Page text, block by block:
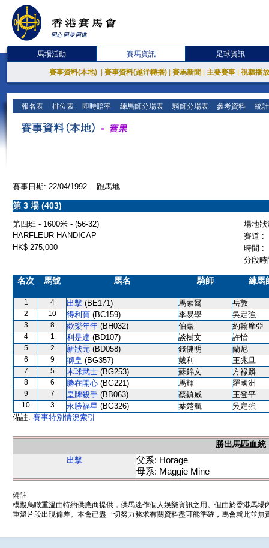
馬場活動 賽馬資訊 足球資訊
賽事資料(本地) 賽事資料(越洋轉播) 賽馬新聞 主要賽事 視聽播
報名表 排位表 即時賠率 練馬師分場表 騎師分場表 參考資料 統
賽事日期: 22/04/1992 跑馬地
第 3 場 (403)
第四班 - 1600米 - (56-32)
場地
HARFLEUR HANDICAP
賽道 :
HK$ 275,000
時間 :
分段
名次 馬號 馬名 騎師 練馬
1 4 出擊 (BE171) 馬素爾 岳敦
2 10 得利寶 (BC159) 李易學 吳定強
3 8 歡樂年年 (BH032) 伯嘉 約翰摩亞
4 1 利是達 (BD107) 談樹文 許怡
5 2 新狀元 (BD058) 錢健明 蘭尼
6 9 獅皇 (BG357) 戴利 王兆旦
7 5 木球武士 (BG253) 蘇錦文 方祿麟
8 6 勝在開心 (BG221) 馬輝 羅國洲
9 7 皇牌殺手 (BB063) 蔡鎮威 王登平
10 3 永勝福星 (BG326) 葉楚航
吳定強
備註: 賽事特別情況索引
勝出馬匹血統
出擊
父系: Horage
母系: Maggie Mine
備註
模擬鳥瞰重溫由特約供應商提供，供馬迷作個人娛樂資訊之用。但由於香港馬
重溫片段出現偏差。本會已盡一切努力務求有關資料盡可能準確，馬會就此並